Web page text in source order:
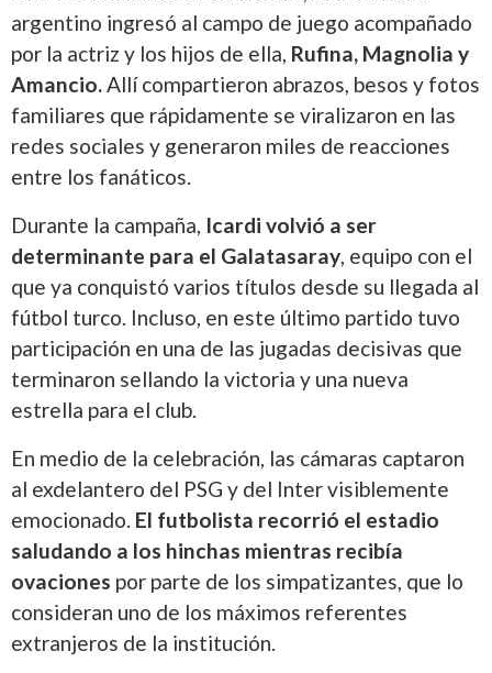
argentino ingresó al campo de juego acompañado
por la actriz y los hijos de ella, Rufina, Magnolia y
Amancio.Allí compartieron abrazos, besos y fotos
familiares que rápidamente se viralizaron en las
redes sociales y generaron miles de reacciones
entre los fanáticos.
Durante la campaña, Icardi volvió a ser
determinante para el Galatasaray, equipo con el
que ya conquistó varios títulos desde su llegada al
fútbol turco. Incluso, en este último partido tuvo
participación en una de las jugadas decisivas que
terminaron sellando la victoria y una nueva
estrella para el club.
En medio de la celebración, las cámaras captaron
al exdelantero del PSG y del Inter visiblemente
emocionado. El futbolista recorrió el estadio
saludando a los hinchas mientras recibía
ovaciones por parte de los simpatizantes, que lo
consideran uno de los máximos referentes
extranjeros de la institución.